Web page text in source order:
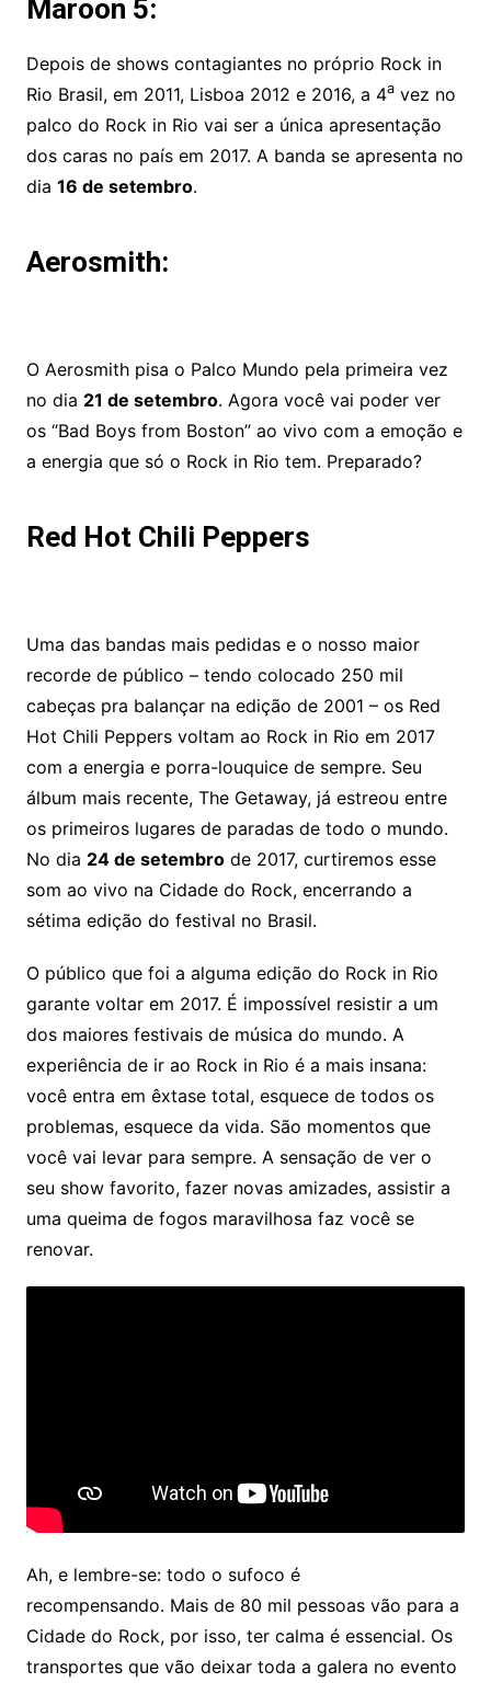
Maroon 5:
Depois de shows contagiantes no próprio Rock in
Rio Brasil, em 2011, Lisboa 2012 e 2016, a 4avez no
palco do Rock in Rio vai ser a única apresentação
dos caras no país em 2017. A banda se apresenta no
dia 16 de setembro.
Aerosmith:
O Aerosmith pisa o Palco Mundo pela primeira vez
no dia 21 de setembro. Agora você vai poder ver
os “Bad Boys from Boston” ao vivo com a emoção e
a energia que só o Rock in Rio tem. Preparado?
Red Hot Chili Peppers
Uma das bandas mais pedidas e o nosso maior
recorde de público – tendo colocado 250 mil
cabeças pra balançar na edição de 2001 – os Red
Hot Chili Peppers voltam ao Rock in Rio em 2017
com a energia e porra-louquice de sempre. Seu
álbum mais recente, The Getaway, já estreou entre
os primeiros lugares de paradas de todo o mundo.
No dia 24 de setembrode 2017, curtiremos esse
som ao vivo na Cidade do Rock, encerrando a
sétima edição do festival no Brasil.
O público que foi a alguma edição do Rock in Rio
garante voltar em 2017. É impossível resistir a um
dos maiores festivais de música do mundo. A
experiência de ir ao Rock in Rio é a mais insana:
você entra em êxtase total, esquece de todos os
problemas, esquece da vida. São momentos que
você vai levar para sempre. A sensação de ver o
seu show favorito, fazer novas amizades, assistir a
uma queima de fogos maravilhosa faz você se
renovar.
Ah, e lembre-se: todo o sufoco é
recompensando. Mais de 80 mil pessoas vão para a
Cidade do Rock, por isso, ter calma é essencial. Os
transportes que vão deixar toda a galera no evento